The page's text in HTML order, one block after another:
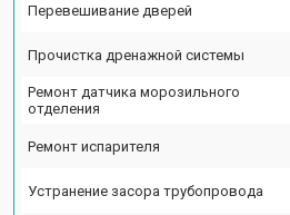
Перевешивание дверей
Прочистка дренажной системы
Ремонт датчика морозильного
отделения
Ремонт испарителя
Устранение засора трубопровода